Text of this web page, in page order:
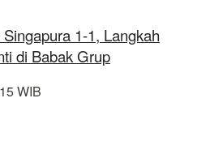
1-1, Langkah
di Babak Grup
WIB